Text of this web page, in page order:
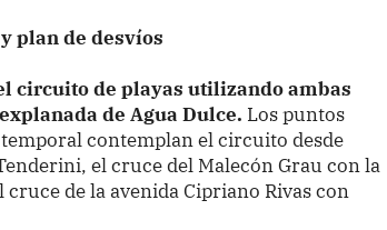
plan de desvíos
circuito de playas utilizando ambas
de Agua Dulce. Los puntos
contemplan el circuito desde
el cruce del Malecón Grau con la
de la avenida Cipriano Rivas con